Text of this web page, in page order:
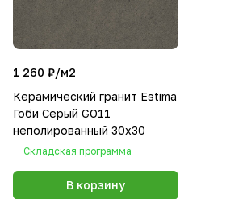
1 260 ₽/м2
Керамический гранит Estima
Гоби Серый GO11
неполированный 30x30
Складская программа
В корзину